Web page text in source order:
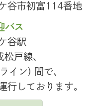
市初富114番地
バス
谷駅
戸線、
イン) 間で、
行しております。